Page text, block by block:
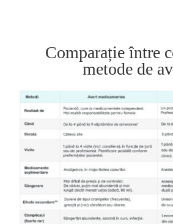
Comparație între
metode de